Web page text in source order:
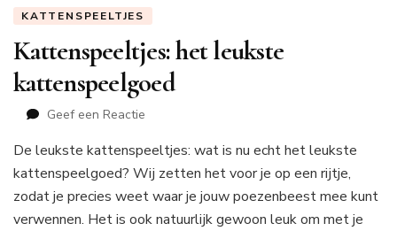
KATTENSPEELTJES
Kattenspeeltjes: het leukste
kattenspeelgoed
Geef een Reactie
het
leukste
kattenspeelgoed
De leukste kattenspeeltjes: wat is nu echt het leukste
kattenspeelgoed? Wij zetten het voor je op een rijtje,
zodat je precies weet waar je jouw poezenbeest mee kunt
verwennen. Het is ook natuurlijk gewoon leuk om met je